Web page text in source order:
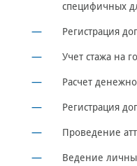
специфичных
Регистрация
Учет стажа на
Расчет
Регистрация
Проведение
Ведение